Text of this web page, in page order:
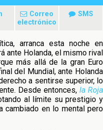
Correo
electrónico
SMS
arranca esta noche en
ante Holanda, el mismo rival
más allá de la gran Euro
del Mundial,ante Holanda
a sentirse superior, lo
Desde entonces, la Roja
al límite su prestigio y
cambiado en lo mental pero